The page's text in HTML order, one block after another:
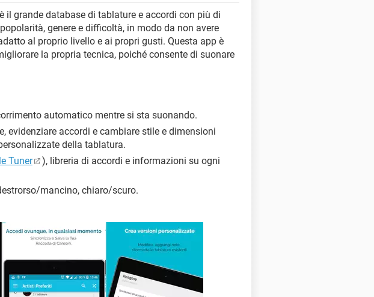
il grande database di tablature e accordi con più di
genere e difficoltà, in modo da non avere
al proprio livello e ai propri gusti. Questa app è
la propria tecnica, poiché consente di suonare
automatico mentre si sta suonando.
evidenziare accordi e cambiare stile e dimensioni
della tablatura.
Tuner
), libreria di accordi e informazioni su ogni
mancino, chiaro/scuro.